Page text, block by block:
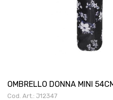
OMBRELLO DONNA MINI
Cod. Art.: J12347